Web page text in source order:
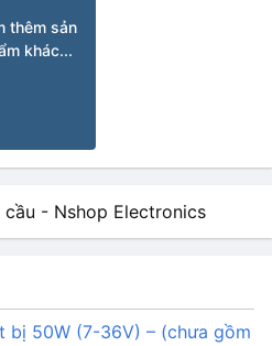
thêm sản
khác...
bị 50W (7-36V) – (chưa gồm